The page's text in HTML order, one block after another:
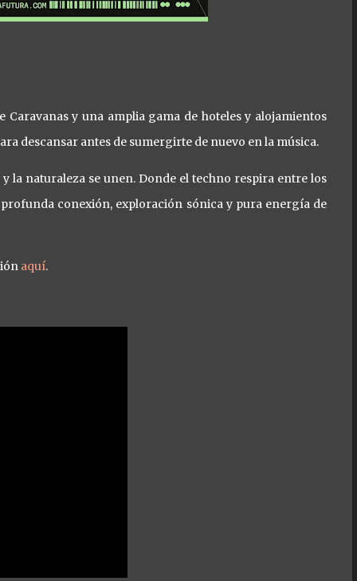
y una amplia gama de hoteles y alojamientos
descansar antes de sumergirte de nuevo en la música.
la naturaleza se unen. Donde el techno respira entre los
conexión, exploración sónica y pura energía de
aquí.